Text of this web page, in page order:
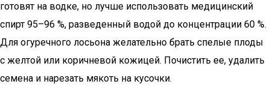
готовят на водке, но лучше использовать медицинский
спирт 95–96 %, разведенный водой до концентрации 60 %.
Для огуречного лосьона желательно брать спелые плоды
с желтой или коричневой кожицей. Почистить ее, удалить
семена и нарезать мякоть на кусочки.